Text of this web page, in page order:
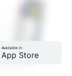
Available in
App Store